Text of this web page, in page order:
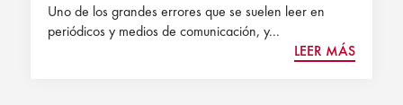
Uno de los grandes errores que se suelen leer en
periódicos y medios de comunicación, y...
LEER MÁS